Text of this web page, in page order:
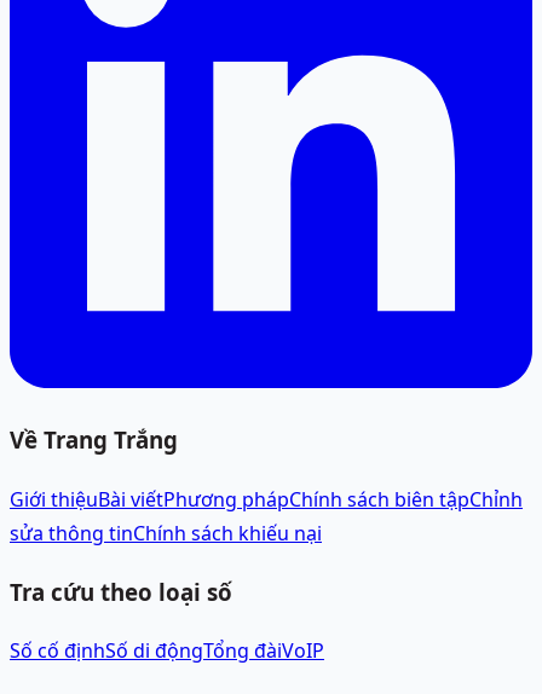
Về Trang Trắng
Giới thiệuBài viếtPhương phápChính sách biên tậpChỉnh
sửa thông tinChính sách khiếu nại
Tra cứu theo loại số
Số cố địnhSố di độngTổng đàiVoIP